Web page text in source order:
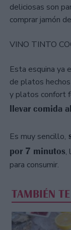
deliciosas son
comprar jamón
VINO TINTO
Esta esquina ya
de platos
y platos confort
llevar comida
Es muy sencillo,
por 7 minutos,
para consumir.
TAMBIÉN